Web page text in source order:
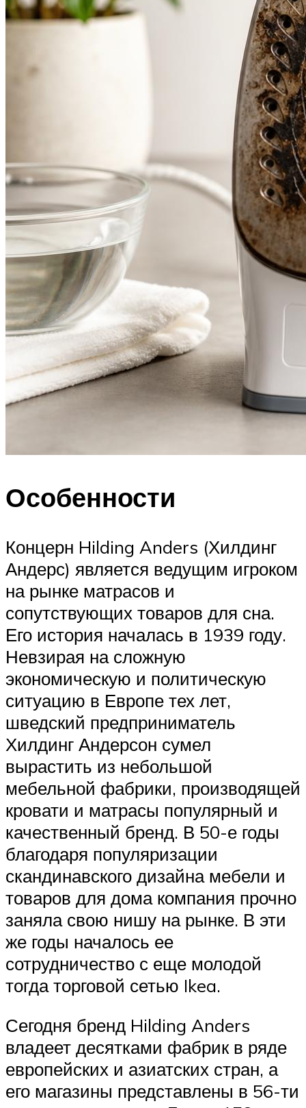
Особенности
Концерн Hilding Anders (Хилдинг
Андерс) является ведущим игроком
на рынке матрасов и
сопутствующих товаров для сна.
Его история началась в 1939 году.
Невзирая на сложную
экономическую и политическую
ситуацию в Европе тех лет,
шведский предприниматель
Хилдинг Андерсон сумел
вырастить из небольшой
мебельной фабрики, производящей
кровати и матрасы популярный и
качественный бренд. В 50-е годы
благодаря популяризации
скандинавского дизайна мебели и
товаров для дома компания прочно
заняла свою нишу на рынке. В эти
же годы началось ее
сотрудничество с еще молодой
тогда торговой сетью Ikea.
Сегодня бренд Hilding Anders
владеет десятками фабрик в ряде
европейских и азиатских стран, а
его магазины представлены в 56-ти